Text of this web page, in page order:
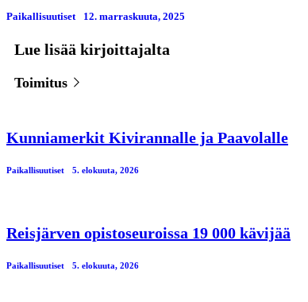
Paikallisuutiset 12. marraskuuta, 2025
Lue lisää kirjoittajalta
Toimitus
Kunniamerkit Kivirannalle ja Paavolalle
Paikallisuutiset 5. elokuuta, 2026
Reisjärven opistoseuroissa 19 000 kävijää
Paikallisuutiset 5. elokuuta, 2026